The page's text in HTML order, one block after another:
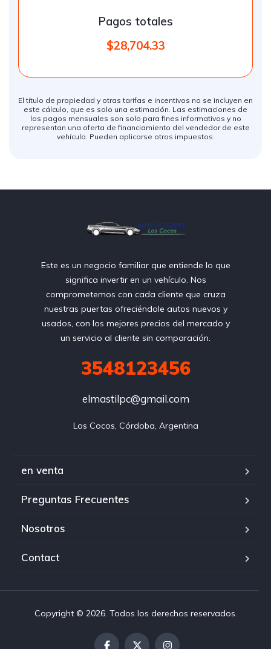
Pagos totales
$28,704.33
El título de propiedad y otras tarifas e incentivos no se incluyen en
este cálculo, que es solo una estimación. Las estimaciones de
los pagos mensuales son solo para fines informativos y no
representan una oferta de financiamiento del vendedor de este
vehículo. Pueden aplicarse otros impuestos.
Este es un negocio familiar que entiende lo que
significa invertir en un vehículo. Nos
comprometemos con cada cliente que cruza
nuestras puertas ofreciéndole autos nuevos y
usados, con los mejores precios del mercado y
un servicio al cliente sin comparación.
3548123456
elmastilpc@gmail.com
Los Cocos, Córdoba, Argentina
en venta
Preguntas Frecuentes
Nosotros
Contact
Copyright © 2026. Todos los derechos reservados.